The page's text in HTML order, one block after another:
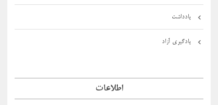
یادداشت
یادگیری آزاد
اطلاعات